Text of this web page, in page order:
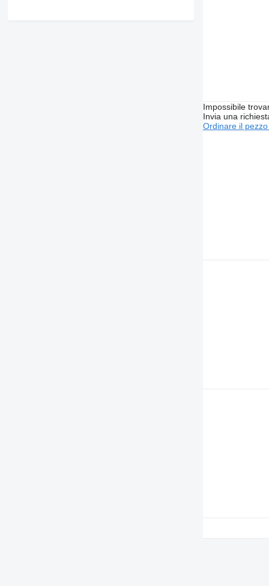
Impossibile
Invia una
Ordinare il